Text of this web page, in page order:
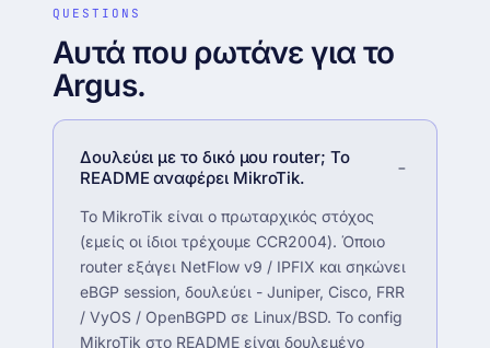
QUESTIONS
Αυτά που ρωτάνε για το
Argus.
Δουλεύει με το δικό μου router; Το
README αναφέρει MikroTik.
Το MikroTik είναι ο πρωταρχικός στόχος
(εμείς οι ίδιοι τρέχουμε CCR2004). Όποιο
router εξάγει NetFlow v9 / IPFIX και σηκώνει
eBGP session, δουλεύει - Juniper, Cisco, FRR
/ VyOS / OpenBGPD σε Linux/BSD. Το config
MikroTik στο README είναι δουλεμένο